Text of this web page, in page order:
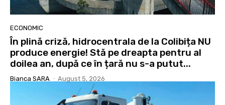
ECONOMIC
În plină criză, hidrocentrala de la Colibița NU
produce energie! Stă pe dreapta pentru al
doilea an, după ce în țară nu s-a putut...
Bianca SARA - August 5, 2026